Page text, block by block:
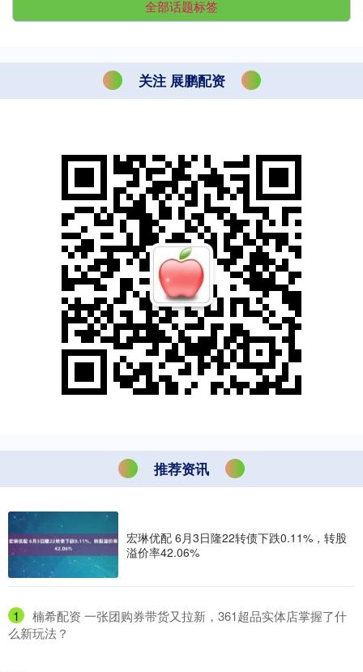
全部话题标签
关注 展鹏配资
推荐资讯
宏琳优配 6月3日隆22转债下跌0.11%，转股
溢价率42.06%
1
​楠希配资 一张团购券带货又拉新，361超品实体店掌握了什
么新玩法？